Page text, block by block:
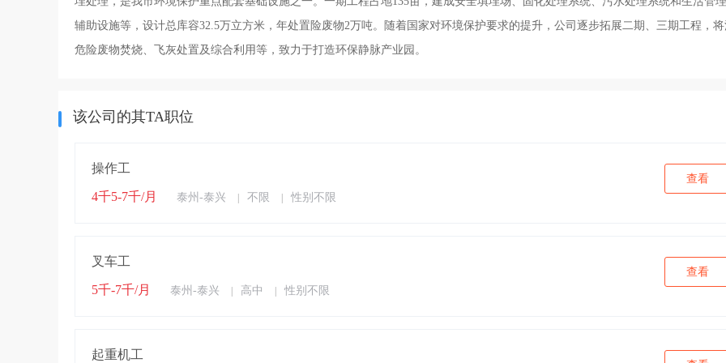
辅助设施等，设计总库容32.5万立方米，年处置险废物2万吨。随着国家对环境保护要求的提升，公司逐步拓展二期、三期工程，将
危险废物焚烧、飞灰处置及综合利用等，致力于打造环保静脉产业园。
该公司的其TA职位
操作工
4千5-7千/月 泰州-泰兴 不限 性别不限
查看
叉车工
5千-7千/月 泰州-泰兴 高中 性别不限
查看
起重机工